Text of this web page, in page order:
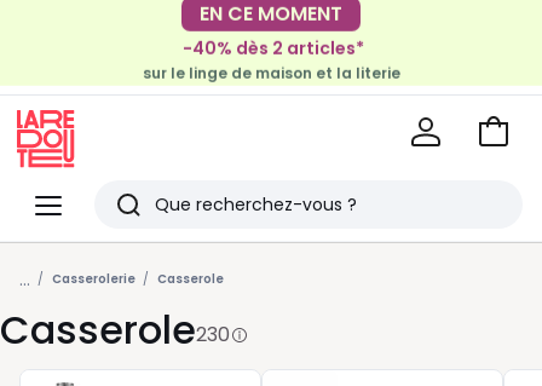
EN CE MOMENT
-30€ tous les 100€*
-40% dès 2 articles*
sur le linge de maison et la literie
Menu
Redoute
Rechercher
Derniers
articles
vus
Voir
... Casserolerie Casserole
Casserole230